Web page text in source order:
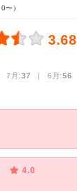
〜）
3.68
7月:37 | 6月:56
4.0